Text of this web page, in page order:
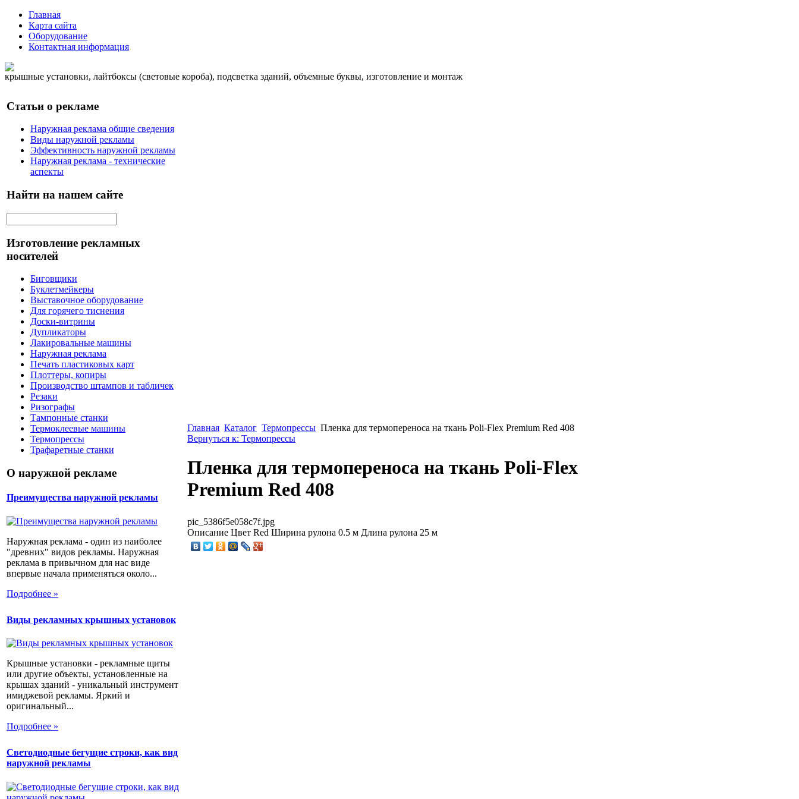
Главная
Карта сайта
Оборудование
Контактная информация
крышные установки, лайтбоксы (световые короба), подсветка зданий, объемные буквы, изготовление и монтаж
Статьи о рекламе
Наружная реклама общие сведения
Виды наружной рекламы
Эффективность наружной рекламы
Наружная реклама - технические
аспекты
Найти на нашем сайте
Изготовление рекламных
носителей
Биговщики
Буклетмейкеры
Выставочное оборудование
Для горячего тиснения
Доски-витрины
Дупликаторы
Лакировальные машины
Наружная реклама
Печать пластиковых карт
Плоттеры, копиры
Производство штампов и табличек
Резаки
Ризографы
Тампонные станки
Термоклеевые машины
Термопрессы
Трафаретные станки
О наружной рекламе
Преимущества наружной рекламы
Наружная реклама - один из наиболее
"древних" видов рекламы. Наружная
реклама в привычном для нас виде
впервые начала применяться около...
Подробнее »
Виды рекламных крышных установок
Крышные установки - рекламные щиты
или другие объекты, установленные на
крышах зданий - уникальный инструмент
имиджевой рекламы. Яркий и
оригинальный...
Подробнее »
Светодиодные бегущие строки, как вид
наружной рекламы
Главная Каталог Термопрессы Пленка для термопереноса на ткань Poli-Flex Premium Red 408
Вернуться к: Термопрессы
Пленка для термопереноса на ткань Poli-Flex
Premium Red 408
pic_5386f5e058c7f.jpg
Описание Цвет Red Ширина рулона 0.5 м Длина рулона 25 м